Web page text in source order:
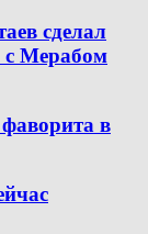
сделал
с Мерабом
в